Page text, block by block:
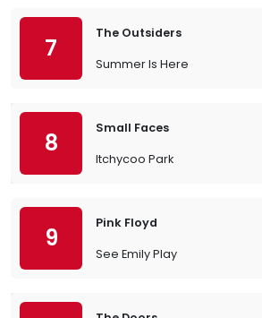
7
The Outsiders
Summer Is Here
8
Small Faces
Itchycoo Park
9
Pink Floyd
See Emily Play